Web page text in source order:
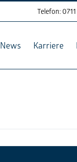
Telefon:
News Karriere